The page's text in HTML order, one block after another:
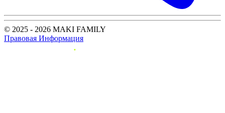
© 2025 - 2026 MAKI FAMILY
Правовая Информация